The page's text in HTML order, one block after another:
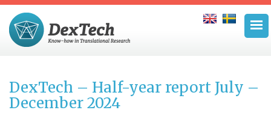
DexTech – Half-year report July –
December 2024